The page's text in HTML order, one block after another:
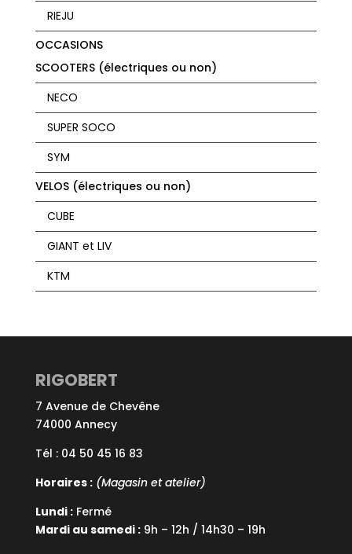
RIEJU
OCCASIONS
SCOOTERS (électriques ou non)
NECO
SUPER SOCO
SYM
VELOS (électriques ou non)
CUBE
GIANT et LIV
KTM
RIGOBERT
7 Avenue de Chevêne
74000 Annecy
Tél : 04 50 45 16 83
Horaires :(Magasin et atelier)
Lundi :Fermé
Mardi au samedi :9h – 12h / 14h30 – 19h